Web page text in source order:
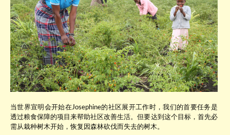
当世界宣明会开始在Josephine的社区展开工作时，我们的首要任务是
透过粮食保障的项目来帮助社区改善生活。但要达到这个目标，首先必
需从栽种树木开始，恢复因森林砍伐而失去的树木。